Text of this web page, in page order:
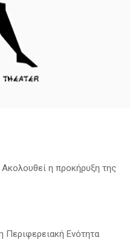
η προκήρυξη της
Ενότητα